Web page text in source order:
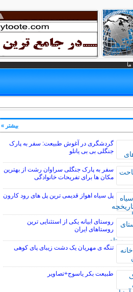
ما
گردشگری در آغوش طبیعت: سفر به پارک
جنگلی بی بی یانلو
سفر به پارک جنگلی سراوان رشت از بهترین
مکان ها برای تفریحات خانوادگی
پل سیاه اهواز قدیمی ترین پل های رود کارون
روستای ابیانه یکی از استثنایی ‏ترین
روستاهای ایران
تنگه ی مهریان یک دشت زیبای پای کوهی
طبیعت بکر یاسوج+تصاویر
بیشتر »